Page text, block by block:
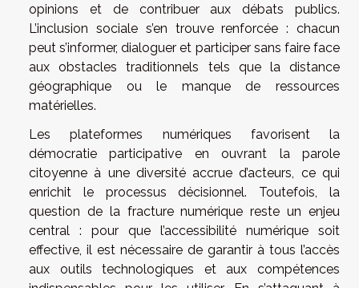
opinions et de contribuer aux débats publics.
L’inclusion sociale s’en trouve renforcée : chacun
peut s’informer, dialoguer et participer sans faire face
aux obstacles traditionnels tels que la distance
géographique ou le manque de ressources
matérielles.
Les plateformes numériques favorisent la
démocratie participative en ouvrant la parole
citoyenne à une diversité accrue d’acteurs, ce qui
enrichit le processus décisionnel. Toutefois, la
question de la fracture numérique reste un enjeu
central : pour que l’accessibilité numérique soit
effective, il est nécessaire de garantir à tous l’accès
aux outils technologiques et aux compétences